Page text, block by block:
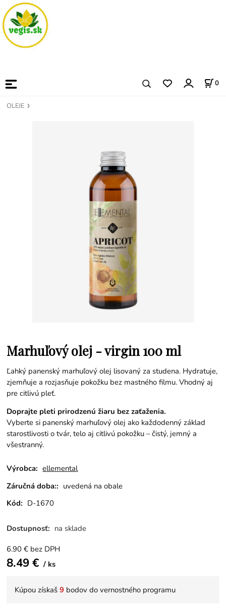
0
OLEJE
Marhuľový olej - virgin 100 ml
Ľahký panenský marhuľový olej lisovaný za studena. Hydratuje,
zjemňuje a rozjasňuje pokožku bez mastného filmu. Vhodný aj
pre citlivú pleť.
Doprajte pleti prirodzenú žiaru bez zaťaženia.
Vyberte si panenský marhuľový olej ako každodenný základ
starostlivosti o tvár, telo aj citlivú pokožku – čistý, jemný a
všestranný.
Výrobca: ellemental
Záručná doba:: uvedená na obale
Kód: D-1670
Dostupnosť: na sklade
6.90 € bez DPH
8.49€ ks
Kúpou získaš9 bodov do vernostného programu